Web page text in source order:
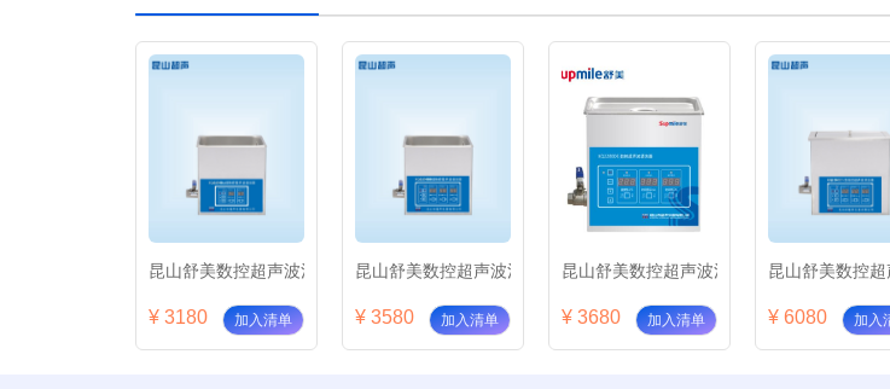
数控超声波清洗器KQ-50DB（停产）昆山舒美数控超声波清洗器KQ2200DA
¥ 3180 加入清单
昆山舒美数控超声波清洗器KQ2200DB
¥ 3580 加入清单
昆山舒美数控超声波清洗器KQ2200DE
¥ 3680 加入清单
昆山舒美数控
¥ 6080 加入